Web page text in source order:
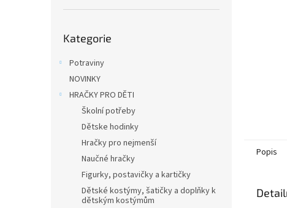
kategorie
Kategorie
Potraviny
NOVINKY
HRAČKY PRO DĚTI
Školní potřeby
Dětske hodinky
Hračky pro nejmenší
Naučné hračky
Figurky, postavičky a kartičky
Dětské kostýmy, šatičky a doplňky k
dětským kostýmům
Popis